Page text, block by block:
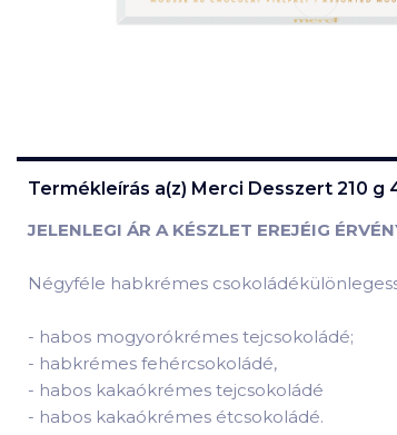
Termékleírás a(z) Merci Desszert 210 g
JELENLEGI ÁR A KÉSZLET EREJÉIG
Négyféle habkrémes
- habos mogyorókrémes tejcsokoládé;
- habkrémes fehércsokoládé,
- habos kakaókrémes tejcsokoládé
- habos kakaókrémes étcsokoládé.